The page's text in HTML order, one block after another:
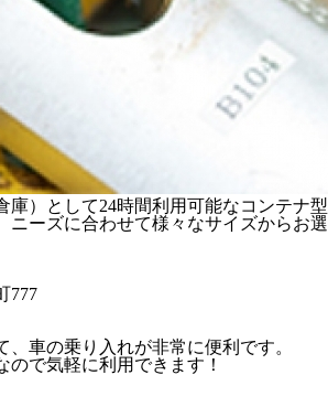
庫）として24時間利用可能なコンテナ型
ニーズに合わせて様々なサイズからお選
777
、車の乗り入れが非常に便利です。
ので気軽に利用できます！